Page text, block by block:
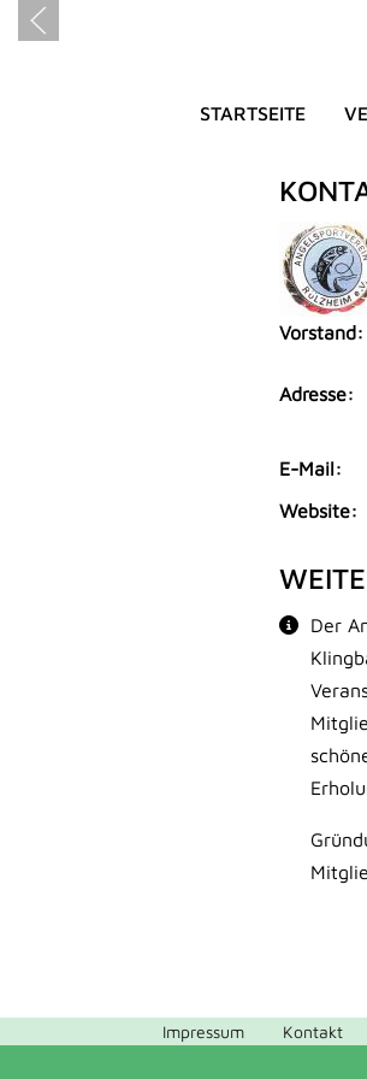
STARTSEITE
Vorstand:
Adresse:
E-Mail:
Website:
Der
Impressum Kontakt